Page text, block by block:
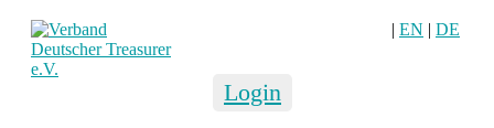
| EN | DE
Login